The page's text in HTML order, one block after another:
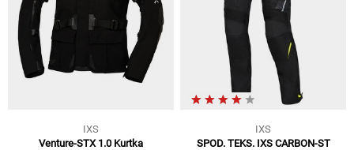
IXS
Venture-STX 1.0 Kurtka
IXS
SPOD. TEKS. IXS CARBON-ST